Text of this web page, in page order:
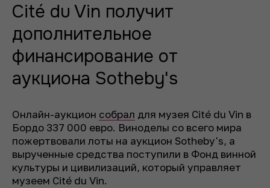
Cité du Vin получит
дополнительное
финансирование от
аукциона Sotheby's
Онлайн-аукцион собрал для музея Cité du Vin в
Бордо 337 000 евро. Виноделы со всего мира
пожертвовали лоты на аукцион Sotheby's, а
вырученные средства поступили в Фонд винной
культуры и цивилизаций, который управляет
музеем Cité du Vin.